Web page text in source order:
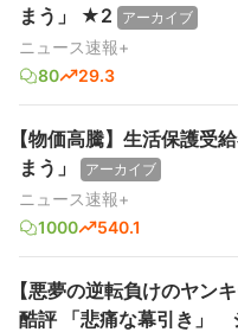
まう」 ★2
アーカイブ
ニュース速報+
80
29.3
【物価高騰】生活保護受
まう」
アーカイブ
ニュース速報+
1000
540.1
【悪夢の逆転負けのヤン
酷評 「悲痛な幕引き」